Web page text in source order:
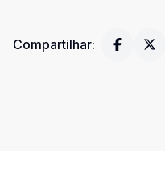
Compartilhar: